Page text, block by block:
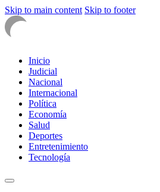
Skip to main content Skip to footer
Inicio
Judicial
Nacional
Internacional
Política
Economía
Salud
Deportes
Entretenimiento
Tecnología